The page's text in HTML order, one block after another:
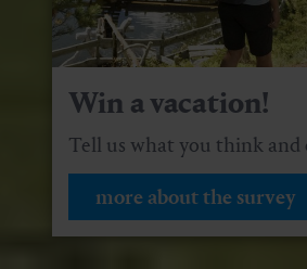
Win a vacation!
Tell us what you think and
more about the survey